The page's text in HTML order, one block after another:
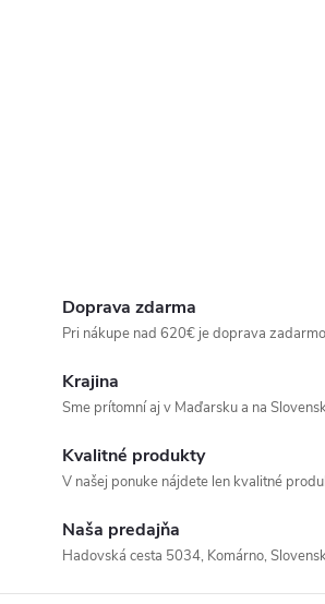
Doprava zdarma
Pri nákupe nad 620€ je doprava
Krajina
Sme prítomní aj v Maďarsku a na
Kvalitné produkty
V našej ponuke nájdete len kvalitné
Naša predajňa
Hadovská cesta 5034, Komárno,